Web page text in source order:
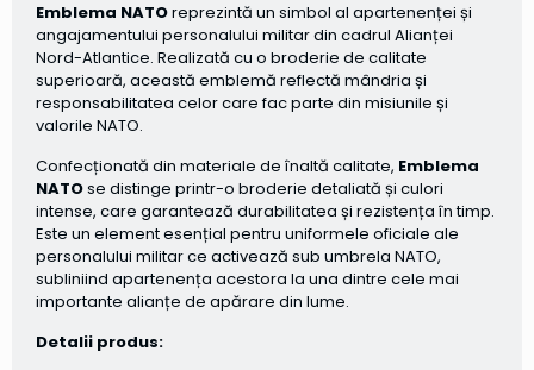
Emblema NATOreprezintă un simbol al apartenenței și
angajamentului personalului militar din cadrul Alianței
Nord-Atlantice. Realizată cu o broderie de calitate
superioară, această emblemă reflectă mândria și
responsabilitatea celor care fac parte din misiunile și
valorile NATO.
Confecționată din materiale de înaltă calitate, Emblema
NATOse distinge printr-o broderie detaliată și culori
intense, care garantează durabilitatea și rezistența în timp.
Este un element esențial pentru uniformele oficiale ale
personalului militar ce activează sub umbrela NATO,
subliniind apartenența acestora la una dintre cele mai
importante alianțe de apărare din lume.
Detalii produs: